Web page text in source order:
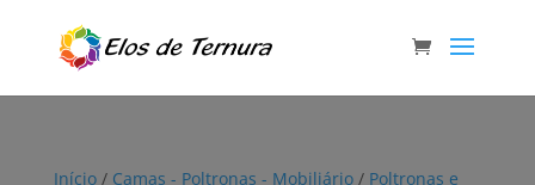
Início/ Camas - Poltronas - Mobiliário/ Poltronas e